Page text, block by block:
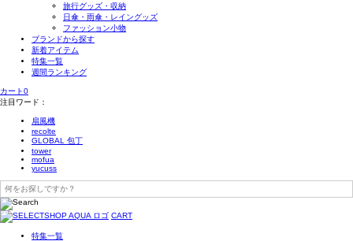
旅行グッズ・収納
日傘・雨傘・レイングッズ
ファッション小物
ブランドから探す
新着アイテム
特集一覧
週間ランキング
カート0
注目ワード：
扇風機
recolte
GLOBAL 包丁
tower
mofua
yucuss
CART
特集一覧